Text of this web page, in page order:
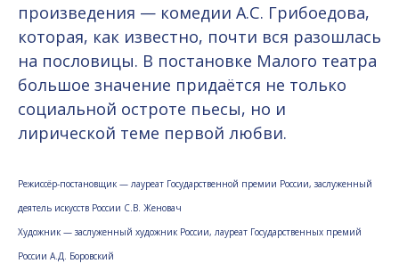
произведения — комедии А.С. Грибоедова,
которая, как известно, почти вся разошлась
на пословицы. В постановке Малого театра
большое значение придаётся не только
социальной остроте пьесы, но и
лирической теме первой любви.
Режиссёр-постановщик — лауреат Государственной премии России, заслуженный
деятель искусств России С.В. Женовач
Художник — заслуженный художник России, лауреат Государственных премий
России А.Д. Боровский